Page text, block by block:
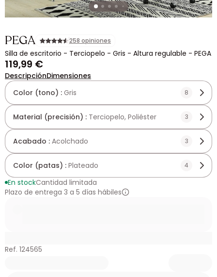
PEGA 258 opiniones
Silla de escritorio - Terciopelo - Gris - Altura regulable - PEGA
119,99 €
DescripciónDimensiones
Color (tono) : Gris 8
Material (precisión) : Terciopelo, Poliéster 3
Acabado : Acolchado 3
Color (patas) : Plateado 4
En stockCantidad limitada
Plazo de entrega 3 a 5 días hábiles
Ref. 124565